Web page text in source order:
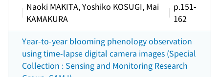
Naoki MAKITA, Yoshiko KOSUGI, Mai
KAMAKURA
p.151-
162
Year-to-year blooming phenology observation
using time-lapse digital camera images (Special
Collection : Sensing and Monitoring Research